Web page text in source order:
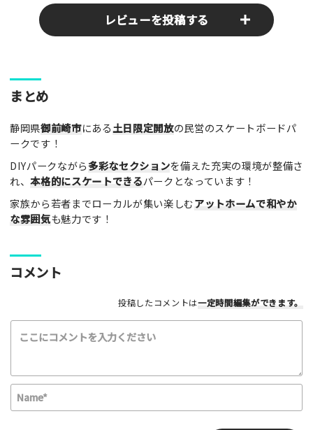
レビューを投稿する
ここのパークやスポットの感想をぜひお寄せください！みんな
の参考となります！
レビュータイトル（※必須）
レビュー本文（※必須）
スケートボード
インラインスケート
BMX
スクーター
その他
最高！
最悪
まとめ
静岡県御前崎市にある土日限定開放の民営のスケートボードパ
ークです！
DIYパークながら多彩なセクションを備えた充実の環境が整備さ
れ、本格的にスケートできるパークとなっています！
家族から若者までローカルが集い楽しむアットホームで和やか
な雰囲気も魅力です！
コメント
投稿したコメントは一定時間編集ができます。